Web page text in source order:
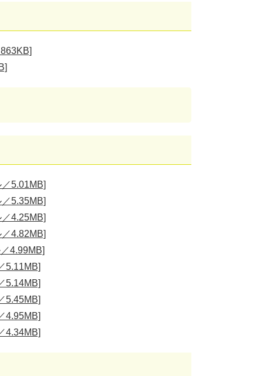
5.01MB]
5.35MB]
4.25MB]
4.82MB]
4.99MB]
5.11MB]
5.14MB]
5.45MB]
4.95MB]
4.34MB]